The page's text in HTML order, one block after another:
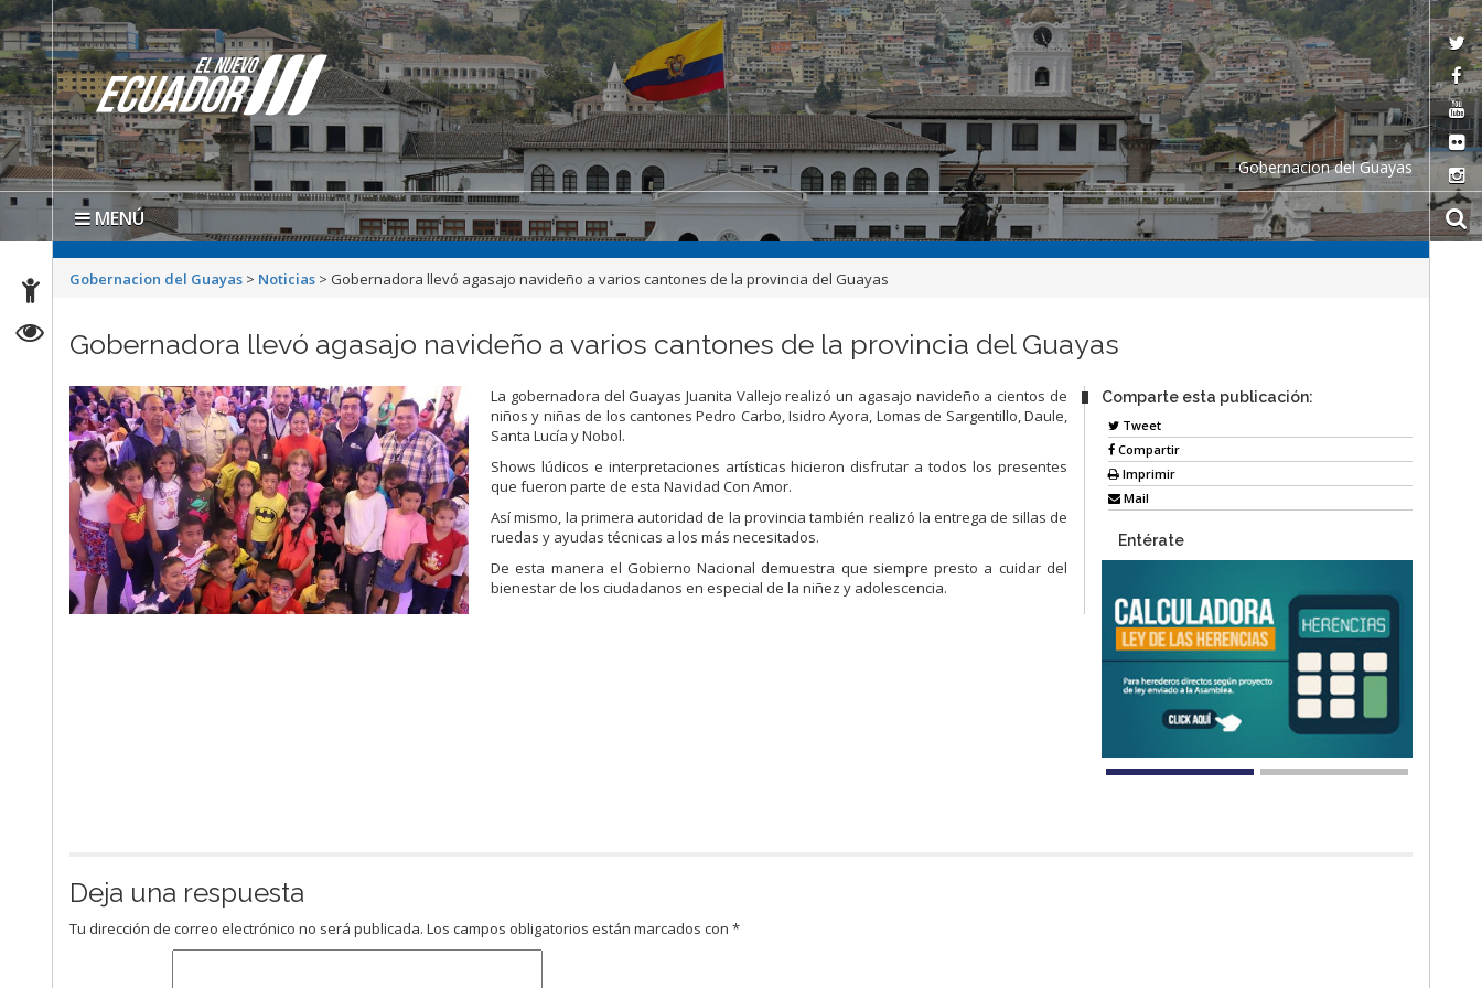
Gobernacion del Guayas
MENÚ
Gobernacion del Guayas > Noticias > Gobernadora llevó agasajo navideño a varios cantones de la provincia del Guayas
Gobernadora llevó agasajo navideño a varios cantones de la provincia del Guayas
La gobernadora del Guayas Juanita Vallejo realizó un agasajo navideño a cientos de
niños y niñas de los cantones Pedro Carbo, Isidro Ayora, Lomas de Sargentillo, Daule,
Santa Lucía y Nobol.
Shows lúdicos e interpretaciones artísticas hicieron disfrutar a todos los presentes
que fueron parte de esta Navidad Con Amor.
Así mismo, la primera autoridad de la provincia también realizó la entrega de sillas de
ruedas y ayudas técnicas a los más necesitados.
De esta manera el Gobierno Nacional demuestra que siempre presto a cuidar del
bienestar de los ciudadanos en especial de la niñez y adolescencia.
Comparte esta publicación:
Tweet
Compartir
Imprimir
Mail
Entérate
Deja una respuesta
Tu dirección de correo electrónico no será publicada. Los campos obligatorios están marcados con*